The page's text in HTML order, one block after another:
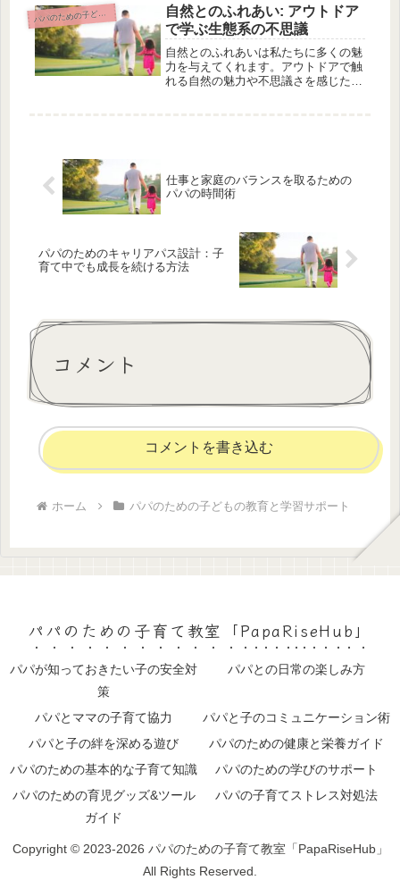
つ子どもの力とは何なのか、その秘密
も解説します。そして、親子時間を贅
沢に過...
パパのための子どもの教育と学習サポート
自然とのふれあい: アウトドア
で学ぶ生態系の不思議
自然とのふれあいは私たちに多くの魅
力を与えてくれます。アウトドアで触
れる自然の魅力や不思議さを感じたこ
仕事と家庭のバランスを取るための
パパの時間術
パパのためのキャリアパス設計：子
育て中でも成長を続ける方法
コメント
コメントを書き込む
ホーム パパのための子どもの教育と学習サポート
パパのための子育て教室「PapaRiseHub」
パパが知っておきたい子の安全対
策
パパとの日常の楽しみ方
パパとママの子育て協力
パパと子のコミュニケーション術
パパと子の絆を深める遊び
パパのための健康と栄養ガイド
パパのための基本的な子育て知識
パパのための学びのサポート
パパのための育児グッズ&ツール
ガイド
パパの子育てストレス対処法
Copyright © 2023-2026 パパのための子育て教室「PapaRiseHub」
All Rights Reserved.